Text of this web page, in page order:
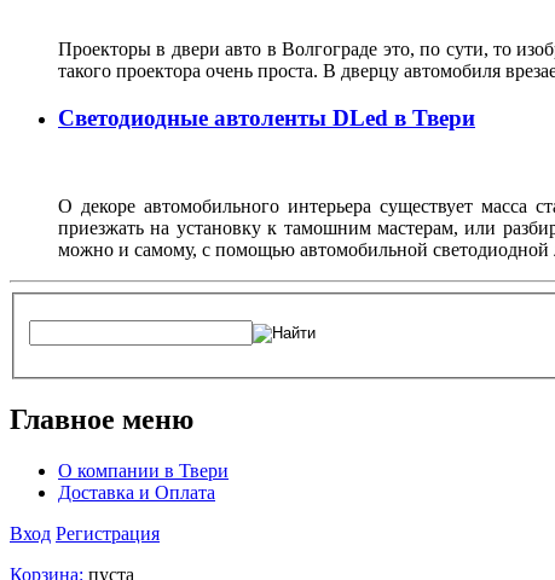
Проекторы в двери авто в Волгограде это, по сути, то
такого проектора очень проста. В дверцу автомобиля
Светодиодные автоленты DLed в Твери
О декоре автомобильного интерьера существует масса
приезжать на установку к тамошним мастерам, или
можно и самому, с помощью автомобильной светодиодной
Главное меню
О компании в Твери
Доставка и Оплата
Вход Регистрация
Корзина: пуста